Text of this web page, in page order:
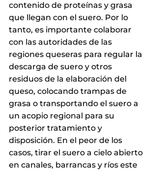
contenido de proteínas y grasa
que llegan con el suero. Por lo
tanto, es importante colaborar
con las autoridades de las
regiones queseras para regular la
descarga de suero y otros
residuos de la elaboración del
queso, colocando trampas de
grasa o transportando el suero a
un acopio regional para su
posterior tratamiento y
disposición. En el peor de los
casos, tirar el suero a cielo abierto
en canales, barrancas y ríos este